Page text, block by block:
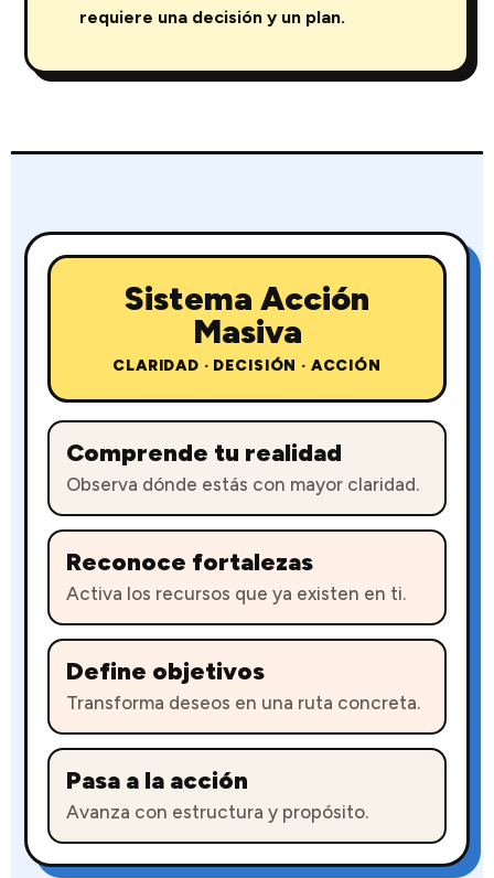
requiere una decisión y un plan.
Sistema Acción
Masiva
CLARIDAD · DECISIÓN · ACCIÓN
Comprende tu realidad
Observa dónde estás con mayor claridad.
Reconoce fortalezas
Activa los recursos que ya existen en ti.
Define objetivos
Transforma deseos en una ruta concreta.
Pasa a la acción
Avanza con estructura y propósito.